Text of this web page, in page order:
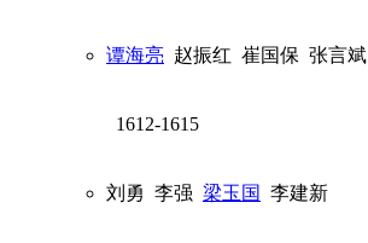
谭海亮 赵振红 崔国保 张言斌
1612-1615
刘勇 李强 梁玉国 李建新